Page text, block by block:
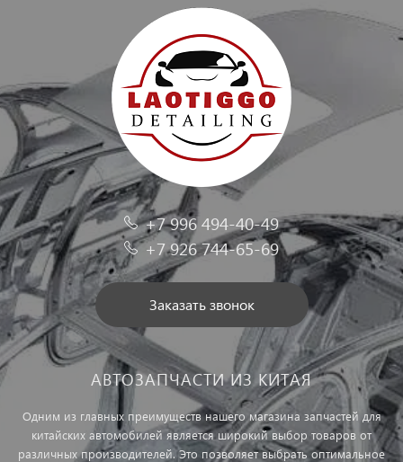
+7 996 494-40-49
+7 926 744-65-69
Заказать звонок
АВТОЗАПЧАСТИ ИЗ КИТАЯ
Одним из главных преимуществ нашего магазина запчастей для
китайских автомобилей является широкий выбор товаров от
различных производителей. Это позволяет выбрать оптимальное